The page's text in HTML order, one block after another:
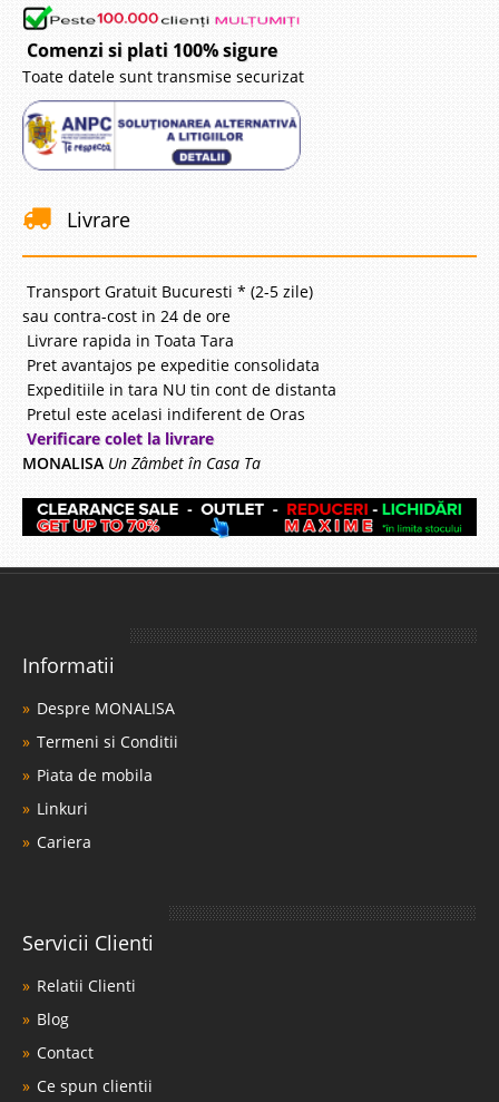
Comenzi si plati 100% sigure
Toate datele sunt transmise securizat
Livrare
Transport Gratuit Bucuresti * (2-5 zile)
sau contra-cost in 24 de ore
Livrare rapida in Toata Tara
Pret avantajos pe expeditie consolidata
Expeditiile in tara NU tin cont de distanta
Pretul este acelasi indiferent de Oras
Verificare colet la livrare
MONALISA Un Zâmbet în Casa Ta
Informatii
Despre MONALISA
Termeni si Conditii
Piata de mobila
Linkuri
Cariera
Servicii Clienti
Relatii Clienti
Blog
Contact
Ce spun clientii